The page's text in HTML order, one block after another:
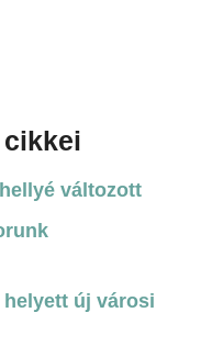
változott
helyett új városi